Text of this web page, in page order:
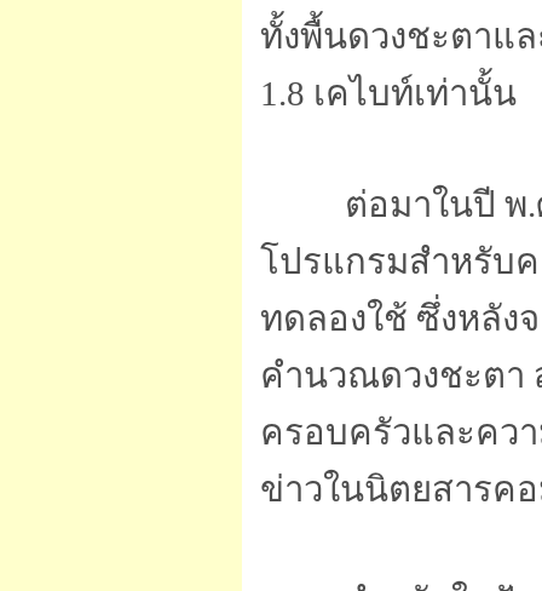
ทั้งพื้นดวงชะตาแ
1.8 เคไบท์เท่านั้น
ต่อมาในปี พ.ศ.
โปรแกรมสำหรับค
ทดลองใช้ ซึ่งหลัง
คำนวณดวงชะตา
ครอบครัวและควา
ข่าวในนิตยสารค